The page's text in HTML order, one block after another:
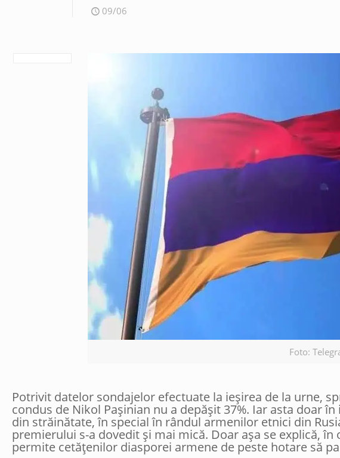
09/06
Foto:
Potrivit datelor sondajelor efectuate la ieșirea de la urne,
condus de Nikol Pașinian nu a depășit 37%. Iar asta doar
din străinătate, în special în rândul armenilor etnici din
premierului s-a dovedit și mai mică. Doar așa se explică,
permite cetățenilor diasporei armene de peste hotare să